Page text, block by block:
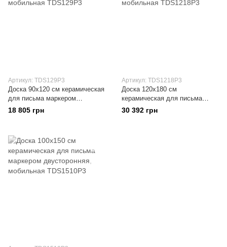
Артикул: TDS129P3
Доска 90x120 см керамическая
для письма маркером
двусторонняя, мобильная
18 805 грн
Артикул: TDS1218P3
Доска 120x180 см
керамическая для письма
маркером двусторонняя,
мобильная
30 392 грн